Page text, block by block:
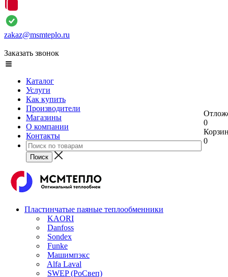
zakaz@msmteplo.ru
Заказать звонок
Каталог
Услуги
Как купить
Производители
Магазины
О компании
Контакты
0
0
Пластинчатые паяные теплообменники
KAORI
Danfoss
Sondex
Funke
Машимпэкс
Alfa Laval
SWEP (РоСвеп)